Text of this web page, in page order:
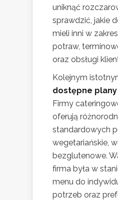
uniknąć
sprawdzić, jakie
mieli inni w
potraw,
oraz obsługi
Kolejnym
dostępne
Firmy
oferują
standardowych
wegetariańskie,
bezglutenowe.
firma była w
menu do
potrzeb oraz